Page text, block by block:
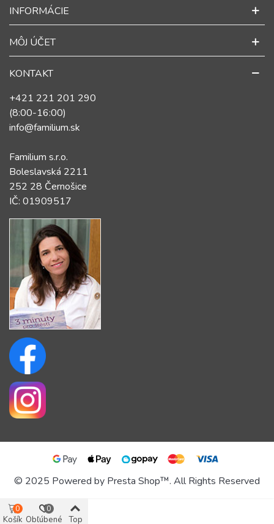
INFORMÁCIE
MÔJ ÚČET
KONTAKT
+421 221 201 290
(8:00-16:00)
info@familium.sk
Familium s.r.o.
Boleslavská 2211
252 28 Černošice
IČ: 01909517
© 2025 Powered by Presta Shop™. All Rights Reserved
Košík
0
Obľúbené
0
Top